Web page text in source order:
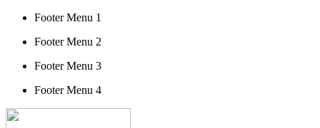
Footer Menu 1
Footer Menu 2
Footer Menu 3
Footer Menu 4